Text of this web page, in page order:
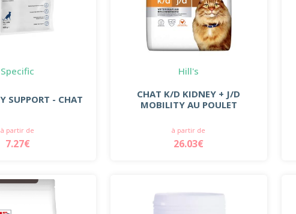
Specific
SUPPORT - CHAT
à partir de
7.27€
Hill's
CHAT K/D KIDNEY + J/D
MOBILITY AU POULET
à partir de
26.03€